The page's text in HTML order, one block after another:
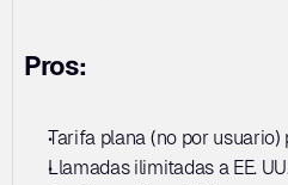
Pros:
Tarifa plana (no por
Llamadas ilimitadas a EE.